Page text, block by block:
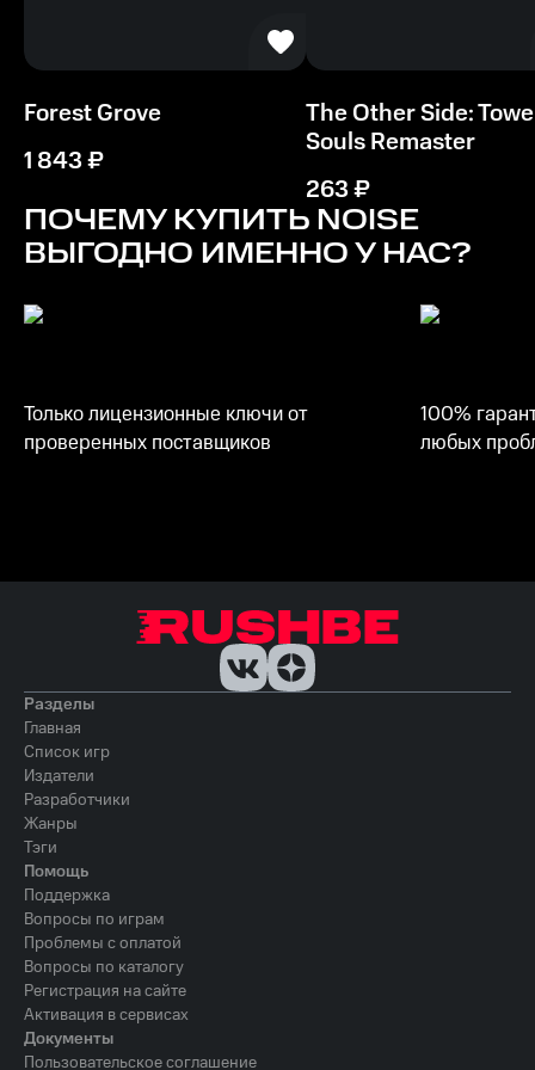
NVIDIA GTX 780 or AMD R9 390
Процессор
Intel Core i5 3470 @ 3.2 GHz, AMD FX 8120 @ 3.9 GHz
8 GB ОЗУ
Место на диске
4 GB
Forest Grove
1 843₽
The Other Side:
Souls Remaster
263₽
ПОЧЕМУ КУПИТЬ NOISE
ВЫГОДНО ИМЕННО У НАС?
Только лицензионные ключи от
проверенных поставщиков
100%
любых
Разделы
Главная
Список игр
Издатели
Разработчики
Жанры
Тэги
Помощь
Поддержка
Вопросы по играм
Проблемы с оплатой
Вопросы по каталогу
Регистрация на сайте
Активация в сервисах
Документы
Пользовательское соглашение